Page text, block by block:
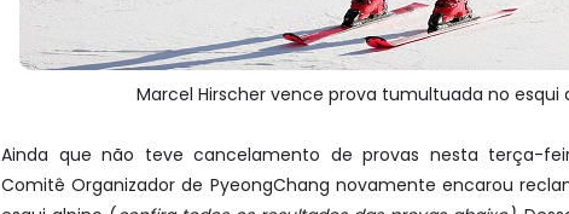
Marcel Hirscher vence prova tumultuada no esqui
Ainda que não teve cancelamento de provas nesta terça-
Comitê Organizador de PyeongChang novamente encarou